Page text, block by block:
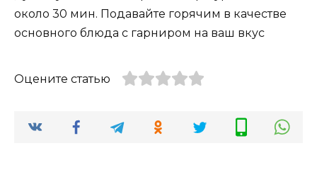
около 30 мин. Подавайте горячим в качестве
основного блюда с гарниром на ваш вкус
Оцените статью